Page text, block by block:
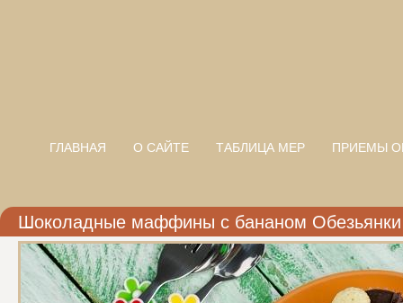
ГЛАВНАЯ О САЙТЕ ТАБЛИЦА МЕР ПРИЕМЫ
Шоколадные маффины с бананом Обезьянки